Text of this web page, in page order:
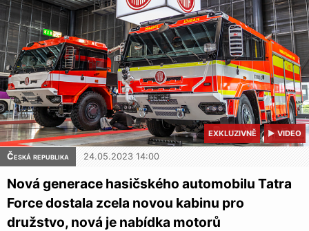
▶ VIDEO
EXKLUZIVNĚ
Česká republika 24.05.2023 14:00
Nová generace hasičského automobilu Tatra
Force dostala zcela novou kabinu pro
družstvo, nová je nabídka motorů